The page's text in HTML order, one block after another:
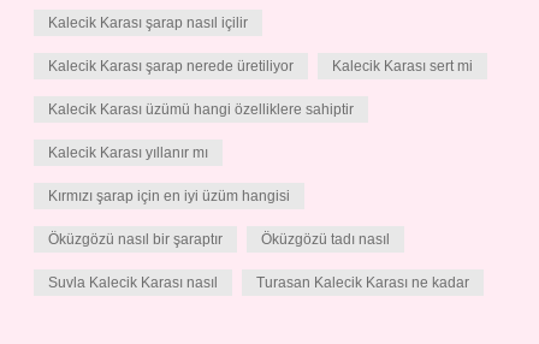
Kalecik Karası şarap nasıl içilir
Kalecik Karası şarap nerede üretiliyor Kalecik Karası sert mi
Kalecik Karası üzümü hangi özelliklere sahiptir
Kalecik Karası yıllanır mı
Kırmızı şarap için en iyi üzüm hangisi
Öküzgözü nasıl bir şaraptır Öküzgözü tadı nasıl
Suvla Kalecik Karası nasıl Turasan Kalecik Karası ne kadar